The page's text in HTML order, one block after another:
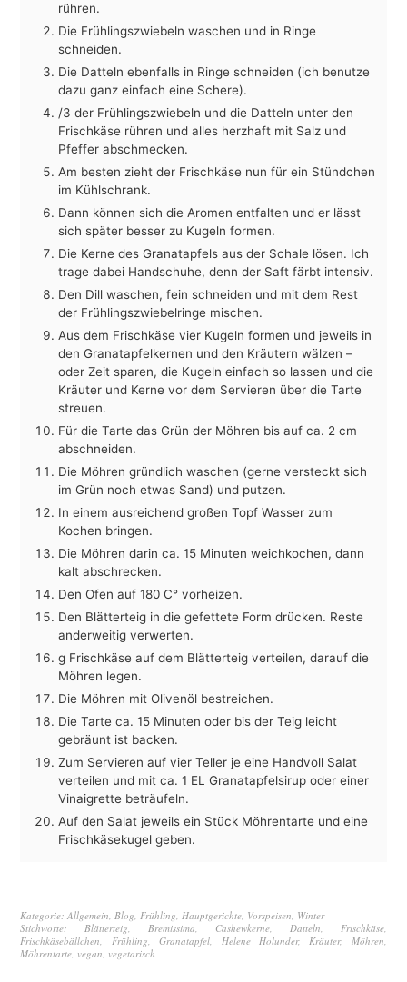
rühren.
Die Frühlingszwiebeln waschen und in Ringe
schneiden.
Die Datteln ebenfalls in Ringe schneiden (ich benutze
dazu ganz einfach eine Schere).
/3 der Frühlingszwiebeln und die Datteln unter den
Frischkäse rühren und alles herzhaft mit Salz und
Pfeffer abschmecken.
Am besten zieht der Frischkäse nun für ein Stündchen
im Kühlschrank.
Dann können sich die Aromen entfalten und er lässt
sich später besser zu Kugeln formen.
Die Kerne des Granatapfels aus der Schale lösen. Ich
trage dabei Handschuhe, denn der Saft färbt intensiv.
Den Dill waschen, fein schneiden und mit dem Rest
der Frühlingszwiebelringe mischen.
Aus dem Frischkäse vier Kugeln formen und jeweils in
den Granatapfelkernen und den Kräutern wälzen –
oder Zeit sparen, die Kugeln einfach so lassen und die
Kräuter und Kerne vor dem Servieren über die Tarte
streuen.
Für die Tarte das Grün der Möhren bis auf ca. 2 cm
abschneiden.
Die Möhren gründlich waschen (gerne versteckt sich
im Grün noch etwas Sand) und putzen.
In einem ausreichend großen Topf Wasser zum
Kochen bringen.
Die Möhren darin ca. 15 Minuten weichkochen, dann
kalt abschrecken.
Den Ofen auf 180 C° vorheizen.
Den Blätterteig in die gefettete Form drücken. Reste
anderweitig verwerten.
g Frischkäse auf dem Blätterteig verteilen, darauf die
Möhren legen.
Die Möhren mit Olivenöl bestreichen.
Die Tarte ca. 15 Minuten oder bis der Teig leicht
gebräunt ist backen.
Zum Servieren auf vier Teller je eine Handvoll Salat
verteilen und mit ca. 1 EL Granatapfelsirup oder einer
Vinaigrette beträufeln.
Auf den Salat jeweils ein Stück Möhrentarte und eine
Frischkäsekugel geben.
Kategorie:Allgemein,Blog,Frühling,Hauptgerichte, Vorspeisen, Winter
Stichworte:Blätterteig,Bremissima, Cashewkerne, Datteln, Frischkäse,
Frischkäsebällchen, Frühling,Granatapfel, Helene Holunder,Kräuter, Möhren,
Möhrentarte, vegan, vegetarisch